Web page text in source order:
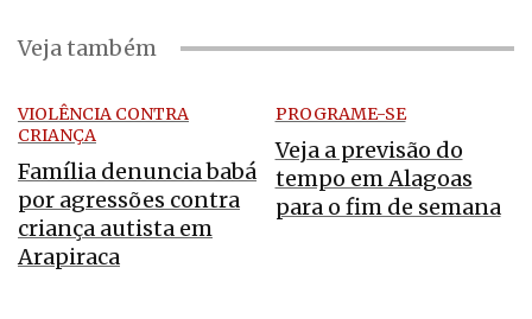
Veja também
VIOLÊNCIA CONTRA
CRIANÇA
Família denuncia babá
por agressões contra
criança autista em
Arapiraca
PROGRAME-SE
Veja a previsão do
tempo em Alagoas
para o fim de semana